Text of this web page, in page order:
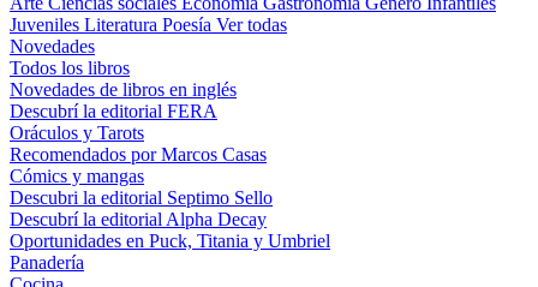
Juveniles Literatura Poesía Ver todas
Novedades
Todos los libros
Novedades de libros en inglés
Descubrí la editorial FERA
Oráculos y Tarots
Recomendados por Marcos Casas
Cómics y mangas
Descubri la editorial Septimo Sello
Descubrí la editorial Alpha Decay
Oportunidades en Puck, Titania y Umbriel
Panadería